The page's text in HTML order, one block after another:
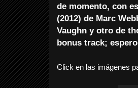
de momento, con
(2012) de Marc
Vaughn y otro de
bonus track;
Click en las imágenes